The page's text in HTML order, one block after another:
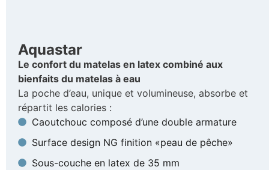
Aquastar
Le confort du matelas en latex combiné aux
bienfaits du matelas à eau
La poche d’eau, unique et volumineuse, absorbe et
répartit les calories :
Caoutchouc composé d’une double armature
Surface design NG finition «peau de pêche»
Sous-couche en latex de 35 mm